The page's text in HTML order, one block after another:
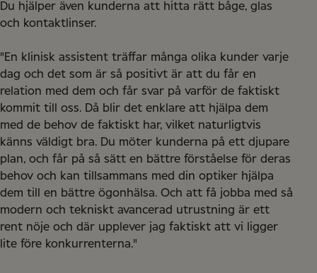
Du hjälper även kunderna att hitta rätt båge, glas
och kontaktlinser.
"En klinisk assistent träffar många olika kunder varje
dag och det som är så positivt är att du får en
relation med dem och får svar på varför de faktiskt
kommit till oss. Då blir det enklare att hjälpa dem
med de behov de faktiskt har, vilket naturligtvis
känns väldigt bra. Du möter kunderna på ett djupare
plan, och får på så sätt en bättre förståelse för deras
behov och kan tillsammans med din optiker hjälpa
dem till en bättre ögonhälsa. Och att få jobba med så
modern och tekniskt avancerad utrustning är ett
rent nöje och där upplever jag faktiskt att vi ligger
lite före konkurrenterna."